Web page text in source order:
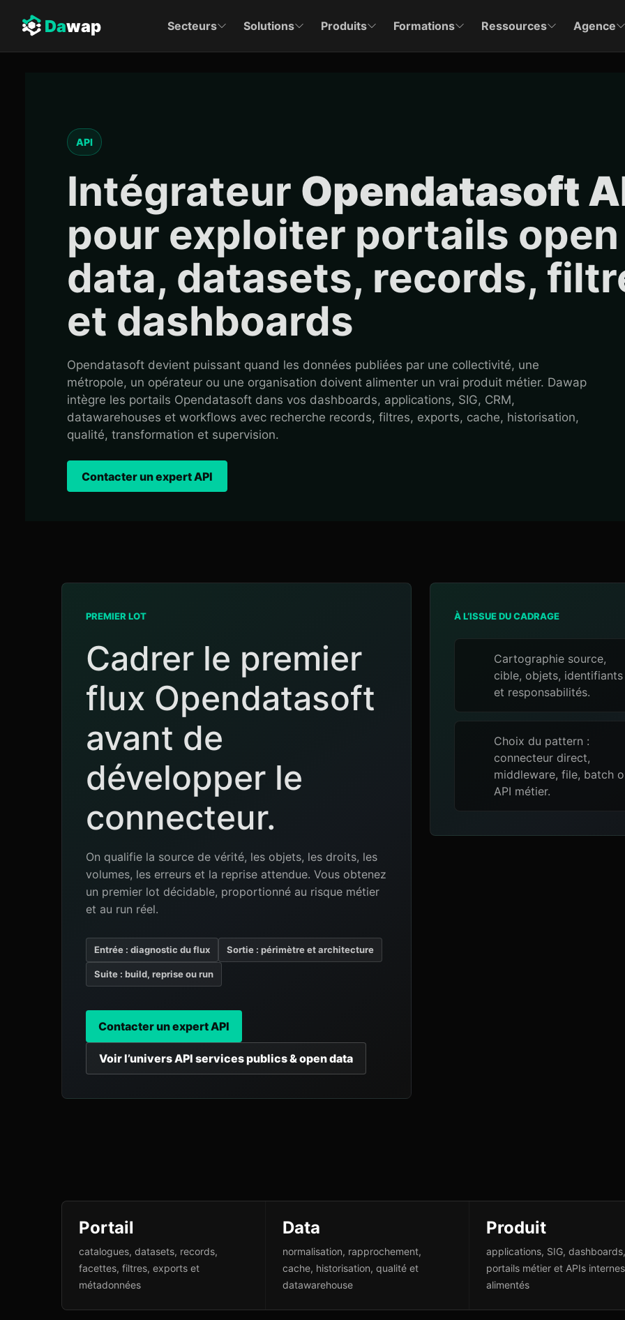
Dawap Secteurs Solutions Produits Formations Ressources Agence
API
Intégrateur Opendatasoft
pour exploiter portails open
data, datasets, records,
et dashboards
Opendatasoft devient puissant quand les données publiées par une collectivité, une
métropole, un opérateur ou une organisation doivent alimenter un vrai produit métier. Dawap
intègre les portails Opendatasoft dans vos dashboards, applications, SIG, CRM,
datawarehouses et workflows avec recherche records, filtres, exports, cache, historisation,
qualité, transformation et supervision.
Contacter un expert API
PREMIER LOT
Cadrer le premier
flux Opendatasoft
avant de
développer le
connecteur.
On qualifie la source de vérité, les objets, les droits, les
volumes, les erreurs et la reprise attendue. Vous obtenez
un premier lot décidable, proportionné au risque métier
et au run réel.
Entrée : diagnostic du flux Sortie : périmètre et architecture
Suite : build, reprise ou run
Contacter un expert API
Voir l’univers API services publics & open data
À L’ISSUE DU CADRAGE
Cartographie source,
cible, objets, identifiants
et responsabilités.
Choix du pattern :
connecteur direct,
middleware, file, batch
API métier.
Portail
catalogues, datasets, records,
facettes, filtres, exports et
métadonnées
Data
normalisation, rapprochement,
cache, historisation, qualité et
datawarehouse
Produit
applications, SIG, dashboards,
portails métier et APIs internes
alimentés